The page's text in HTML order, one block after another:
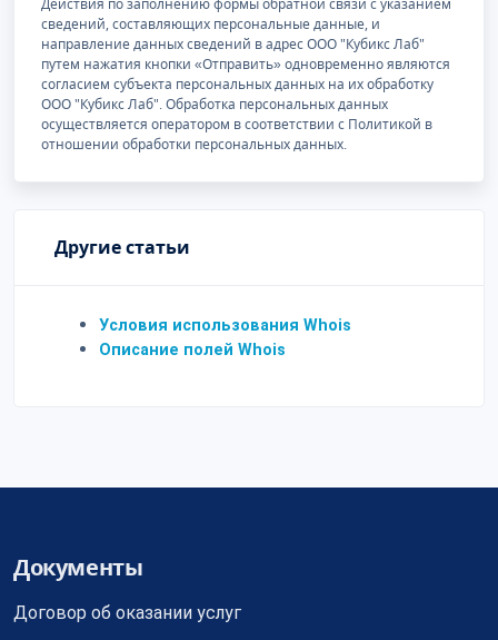
Действия по заполнению формы обратной связи с указанием
сведений, составляющих персональные данные, и
направление данных сведений в адрес ООО "Кубикс Лаб"
путем нажатия кнопки «Отправить» одновременно являются
согласием субъекта персональных данных на их обработку
ООО "Кубикс Лаб". Обработка персональных данных
осуществляется оператором в соответствии с Политикой в
отношении обработки персональных данных.
Другие статьи
Условия использования Whois
Описание полей Whois
Документы
Договор об оказании услуг